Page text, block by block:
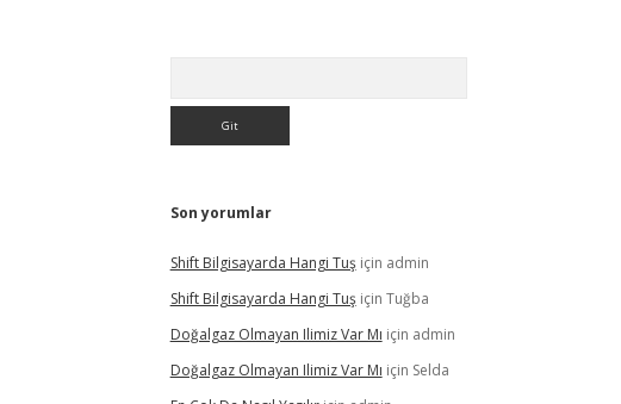
Son yorumlar
Shift Bilgisayarda Hangi Tuşiçin admin
Shift Bilgisayarda Hangi Tuşiçin Tuğba
Doğalgaz Olmayan Ilimiz Var Mı için admin
Doğalgaz Olmayan Ilimiz Var Mı için Selda